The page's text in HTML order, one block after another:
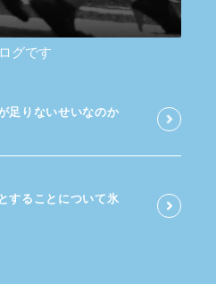
グです
足りないせいなのか
する​ことに​ついて​氷